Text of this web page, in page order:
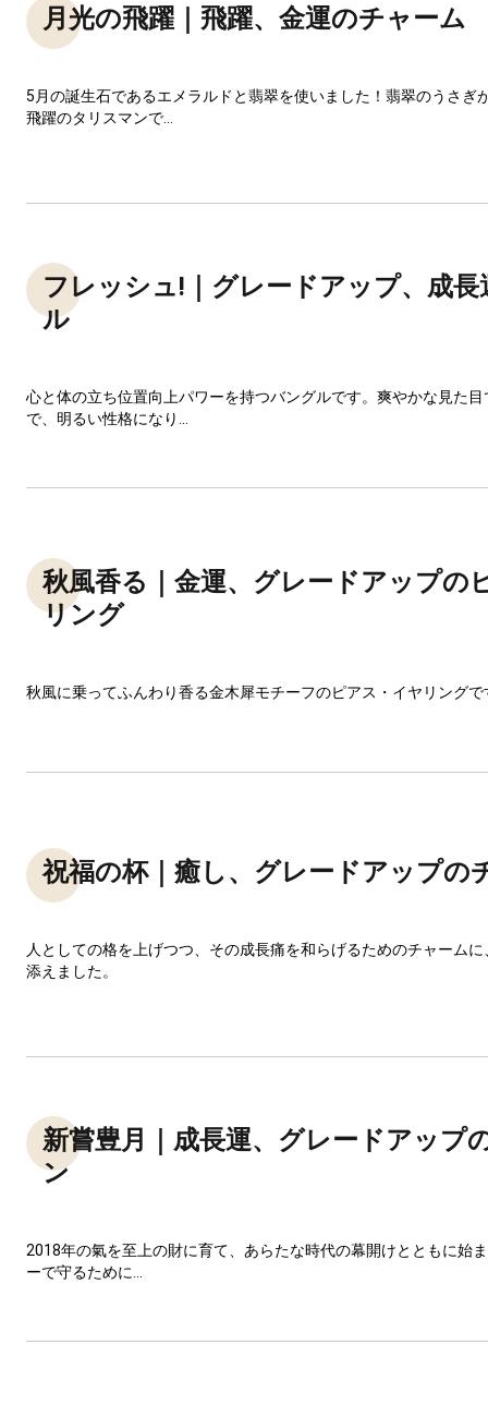
月光の飛躍｜飛躍、金運のチャーム
5月の誕生石であるエメラルドと翡翠を使いました！翡翠のうさぎ
飛躍のタリスマンで...
フレッシュ!｜グレードアップ、成
ル
心と体の立ち位置向上パワーを持つバングルです。爽やかな見た
で、明るい性格になり...
秋風香る｜金運、グレードアップの
リング
秋風に乗ってふんわり香る金木犀モチーフのピアス・イヤリングで
祝福の杯｜癒し、グレードアップの
人としての格を上げつつ、その成長痛を和らげるためのチャーム
添えました。
新嘗豊月｜成長運、グレードアップ
ン
2018年の氣を至上の財に育て、あらたな時代の幕開けとともに始
ーで守るために...